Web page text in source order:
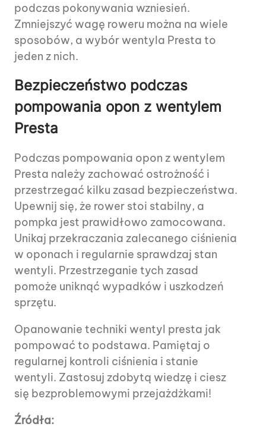
podczas pokonywania wzniesień.
Zmniejszyć wagę roweru można na wiele
sposobów, a wybór wentyla Presta to
jeden z nich.
Bezpieczeństwo podczas
pompowania opon z wentylem
Presta
Podczas pompowania opon z wentylem
Presta należy zachować ostrożność i
przestrzegać kilku zasad bezpieczeństwa.
Upewnij się, że rower stoi stabilny, a
pompka jest prawidłowo zamocowana.
Unikaj przekraczania zalecanego ciśnienia
w oponach i regularnie sprawdzaj stan
wentyli. Przestrzeganie tych zasad
pomoże uniknąć wypadków i uszkodzeń
sprzętu.
Opanowanie techniki wentyl presta jak
pompować to podstawa. Pamiętaj o
regularnej kontroli ciśnienia i stanie
wentyli. Zastosuj zdobytą wiedzę i ciesz
się bezproblemowymi przejażdżkami!
Źródła: